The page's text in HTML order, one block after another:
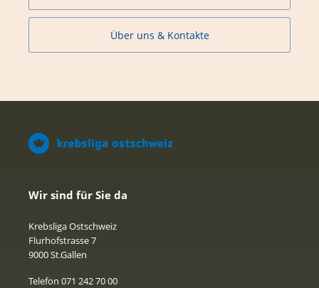
Über uns & Kontakte
Wir sind für Sie da
Krebsliga Ostschweiz
Flurhofstrasse 7
9000 St.Gallen
Telefon 071 242 70 00